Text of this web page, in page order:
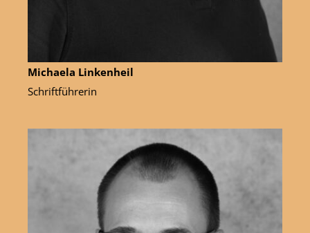
Michaela Linkenheil
Schriftführerin